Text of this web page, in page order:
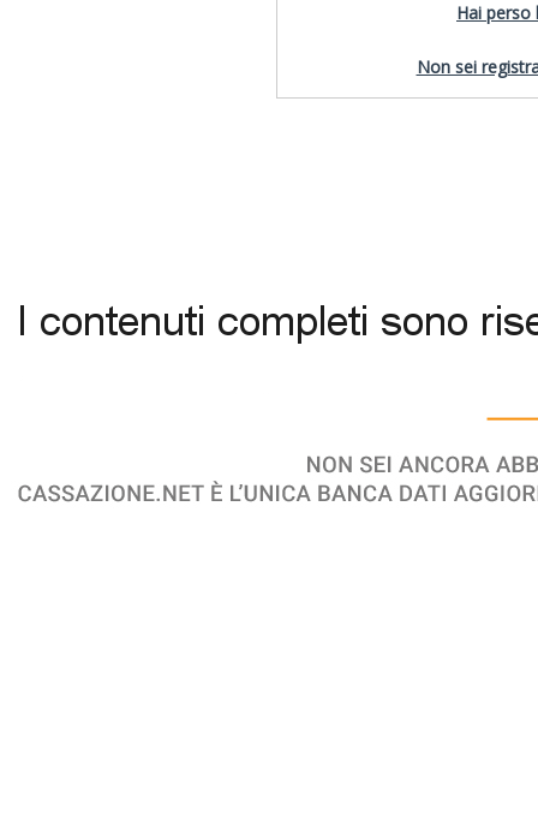
Hai perso
Non sei